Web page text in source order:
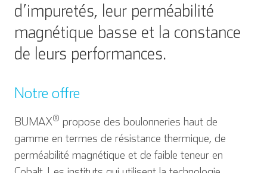
d’impuretés, leur perméabilité
magnétique basse et la constance
de leurs performances.
Notre offre
BUMAX® propose des boulonneries haut de
gamme en termes de résistance thermique, de
perméabilité magnétique et de faible teneur en